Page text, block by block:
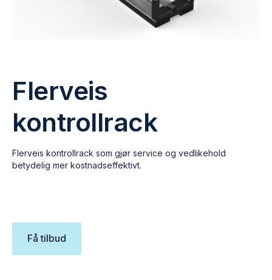
Flerveis
kontrollrack
Flerveis kontrollrack som gjør service og vedlikehold
betydelig mer kostnadseffektivt.
Få tilbud